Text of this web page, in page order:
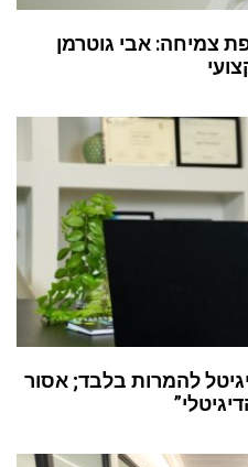
צמיחה: אבי גוטרמן
להמרות בלבד; אסור